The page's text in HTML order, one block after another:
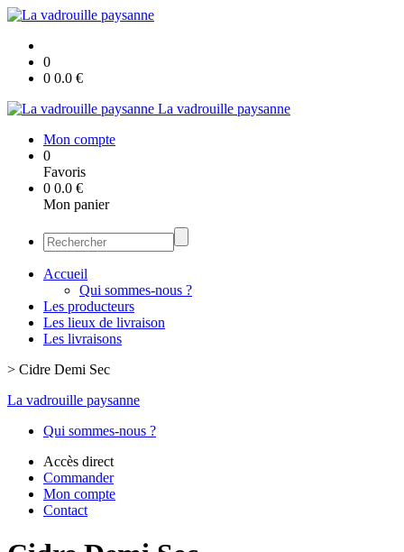
0
0 0.0 €
La vadrouille paysanne
Mon compte
0
Favoris
0 0.0 €
Mon panier
Accueil
Qui sommes-nous ?
Les producteurs
Les lieux de livraison
Les livraisons
> Cidre Demi Sec
La vadrouille paysanne
Qui sommes-nous ?
Accès direct
Commander
Mon compte
Contact